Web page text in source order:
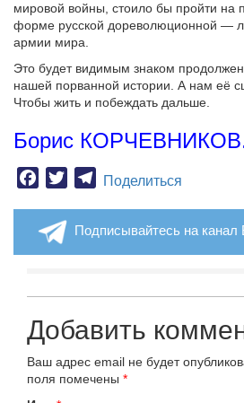
мировой войны, стоило бы пройти на
форме русской дореволюционной —
армии мира.
Это будет видимым знаком
нашей порванной истории. А нам её
Чтобы жить и побеждать дальше.
Борис
Facebook
TwitterTelegram
Поделиться
Подписывайтесь на канал
Добавить
Ваш адрес email не будет
поля помечены *